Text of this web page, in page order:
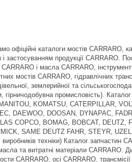
каталоги мостів CARRARO,
продукції CARRARO.
і масла CARRARO,
мостів CARRARO, гідравлічних
землерийної та
гірничодобувна промисловість).
KOMATSU, CATERPILLAR,
DAEWOO, DOOSAN, DYNAPAC,
COPCO, BOMAG, BOBCAT, DEUTZ,
SAME DEUTZ FAHR, STEYR,
техніки) Каталог запчастин
та витратні матеріали CARRARO.
CARRARO, осі CARRARO,